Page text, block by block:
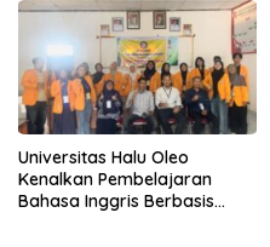
Universitas Halu Oleo
Kenalkan Pembelajaran
Bahasa Inggris Berbasis